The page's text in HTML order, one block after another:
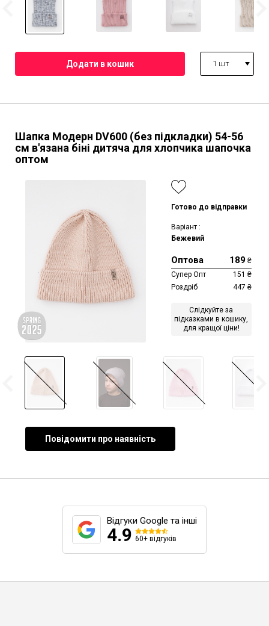
1 шт
Шапка Модерн DV600 (без підкладки) 54-56
см в'язана біні дитяча для хлопчика шапочка
оптом
Готово до відправки
Варіант :
Бежевий
Оптова 189 ₴
Супер Опт
151 ₴
Роздріб
447 ₴
Слідкуйте за
підказками в кошику,
для кращої ціни!
Повідомити про наявність
Відгуки Google та інші
4.9 60+ відгуків